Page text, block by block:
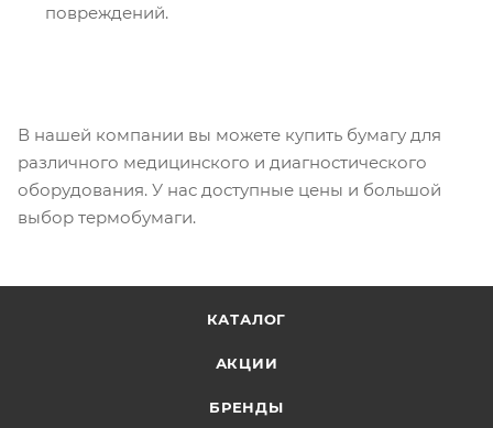
повреждений.
В нашей компании вы можете купить бумагу для
различного медицинского и диагностического
оборудования. У нас доступные цены и большой
выбор термобумаги.
КАТАЛОГ
АКЦИИ
БРЕНДЫ